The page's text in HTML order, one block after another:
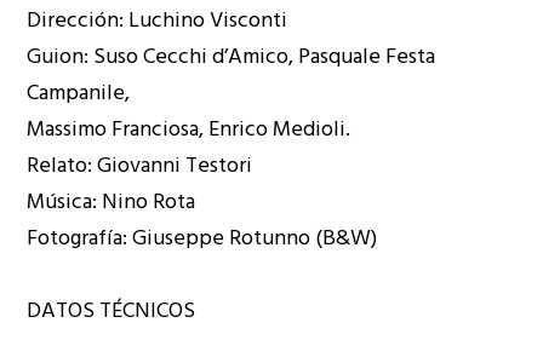
Dirección: Luchino Visconti
Guion: Suso Cecchi d’Amico, Pasquale Festa
Campanile,
Massimo Franciosa, Enrico Medioli.
Relato: Giovanni Testori
Música: Nino Rota
Fotografía: Giuseppe Rotunno (B&W)
DATOS TÉCNICOS